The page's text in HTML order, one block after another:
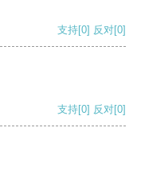
支持[0] 反对[0]
支持[0] 反对[0]